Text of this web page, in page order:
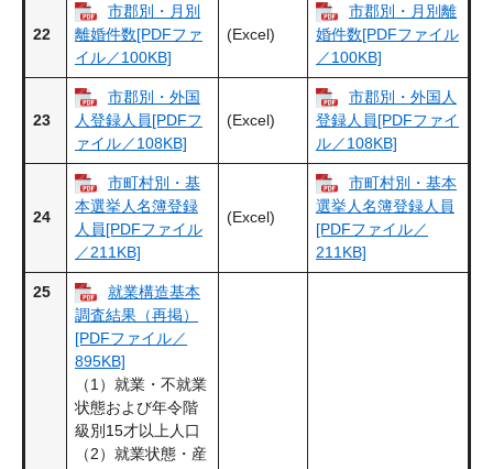
22
市郡別・月別
離婚件数[PDFファ
イル／100KB]
(Excel)
市郡別・月別離
婚件数[PDFファイル
／100KB]
23
市郡別・外国
人登録人員[PDFフ
ァイル／108KB]
(Excel)
市郡別・外国人
登録人員[PDFファイ
ル／108KB]
24
市町村別・基
本選挙人名簿登録
人員[PDFファイル
／211KB]
(Excel)
市町村別・基本
選挙人名簿登録人員
[PDFファイル／
211KB]
25
就業構造基本
調査結果（再掲）
[PDFファイル／
895KB]
（1）就業・不就業
状態および年令階
級別15才以上人口
（2）就業状態・産